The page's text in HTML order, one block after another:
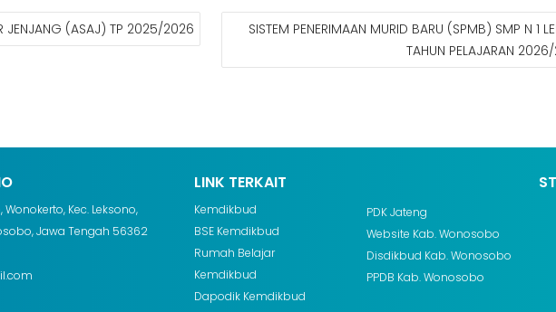
JENJANG (ASAJ) TP 2025/2026
SISTEM PENERIMAAN MURID BARU (SPMB) SMP N 1
TAHUN PELAJARAN
Kec. Leksono,
Jawa Tengah 56362
LINK TERKAIT
Kemdikbud
BSE Kemdikbud
Rumah Belajar
Kemdikbud
Dapodik Kemdikbud
PDK Jateng
Website Kab. Wonosobo
Disdikbud Kab. Wonosobo
PPDB Kab. Wonosobo